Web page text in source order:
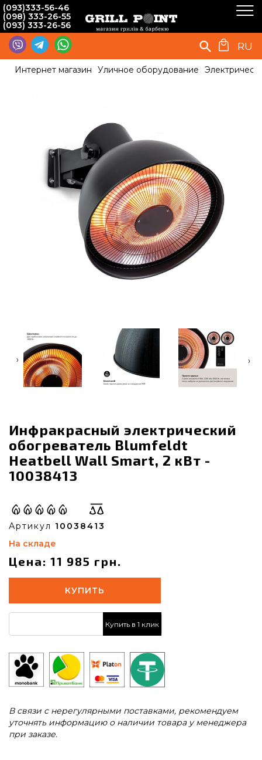
(093)333-56-46
(098) 333-26-55
(093) 333-26-56
RU
Интернет магазин Уличное оборудование
‹ ›
Инфракрасный электрический
обогреватель Blumfeldt
Heatbell Wall Smart, 2 кВт -
10038413
Артикул 10038413
На складе
Цена: 11 985 грн.
КУПИТЬ
Купить в 1 клик
В связи с нерегулярными поставками, рекомендуем
уточнять информацию о наличии товара у менеджера
при заказе.